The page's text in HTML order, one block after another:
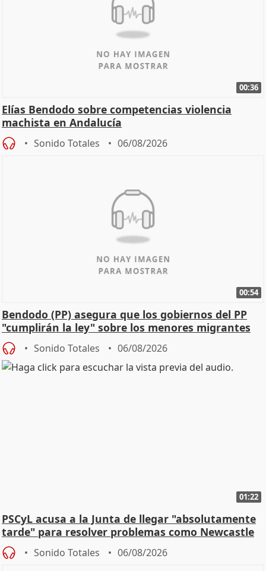
00:36
Elías Bendodo sobre competencias violencia
machista en Andalucía
Sonido Totales 06/08/2026
00:54
Bendodo (PP) asegura que los gobiernos del PP
"cumplirán la ley" sobre los menores migrantes
Sonido Totales 06/08/2026
01:22
PSCyL acusa a la Junta de llegar "absolutamente
tarde" para resolver problemas como Newcastle
Sonido Totales 06/08/2026